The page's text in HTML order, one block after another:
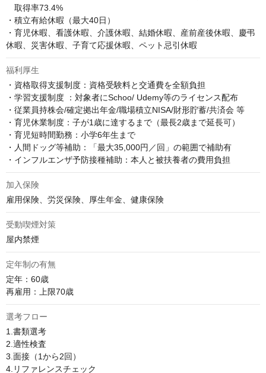
取得率73.4%
・積立有給休暇（最大40日）
・育児休暇、看護休暇、介護休暇、結婚休暇、産前産後休暇、慶弔
休暇、災害休暇、子育て応援休暇、ペット忌引休暇
福利厚生
・資格取得支援制度：資格受験料と交通費を全額負担
・学習支援制度 ：対象者にSchoo/ Udemy等のライセンス配布
・従業員持株会/確定拠出年金/職場積立NISA/財形貯蓄/共済会 等
・育児休業制度：子が1歳に達するまで（最長2歳まで延長可）
・育児短時間勤務：小学6年生まで
・人間ドッグ等補助：「最大35,000円／回」の範囲で補助有
・インフルエンザ予防接種補助：本人と被扶養者の費用負担
加入保険
雇用保険、労災保険、厚生年金、健康保険
受動喫煙対策
屋内禁煙
定年制の有無
定年：60歳
再雇用：上限70歳
選考フロー
1.書類選考
2.適性検査
3.面接（1から2回）
4.リファレンスチェック